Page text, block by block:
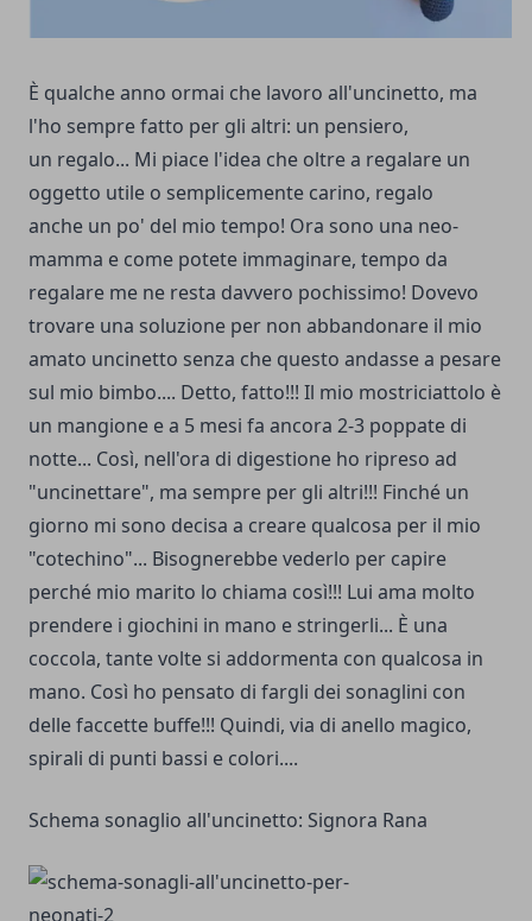
È qualche anno ormai che lavoro all'uncinetto, ma
l'ho sempre fatto per gli altri: un pensiero,
un regalo... Mi piace l'idea che oltre a regalare un
oggetto utile o semplicemente carino, regalo
anche un po' del mio tempo! Ora sono una neo-
mamma e come potete immaginare, tempo da
regalare me ne resta davvero pochissimo! Dovevo
trovare una soluzione per non abbandonare il mio
amato uncinetto senza che questo andasse a pesare
sul mio bimbo.... Detto, fatto!!! Il mio mostriciattolo è
un mangione e a 5 mesi fa ancora 2-3 poppate di
notte... Così, nell'ora di digestione ho ripreso ad
"uncinettare", ma sempre per gli altri!!! Finché un
giorno mi sono decisa a creare qualcosa per il mio
"cotechino"... Bisognerebbe vederlo per capire
perché mio marito lo chiama così!!! Lui ama molto
prendere i giochini in mano e stringerli... È una
coccola, tante volte si addormenta con qualcosa in
mano. Così ho pensato di fargli dei sonaglini con
delle faccette buffe!!! Quindi, via di anello magico,
spirali di punti bassi e colori....
Schema sonaglio all'uncinetto: Signora Rana